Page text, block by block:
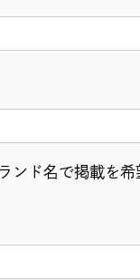
ンド名で掲載を希